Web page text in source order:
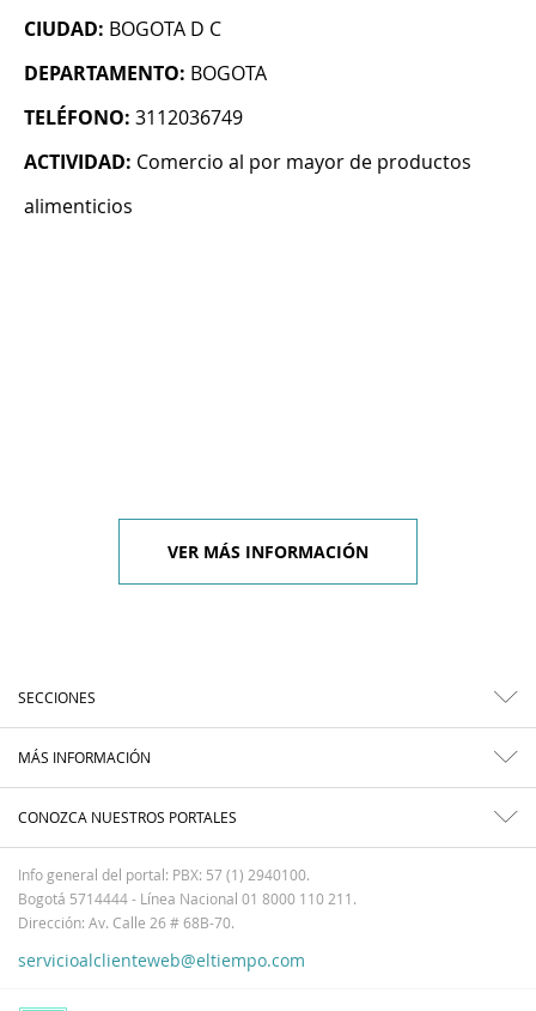
CIUDAD: BOGOTA D C
DEPARTAMENTO: BOGOTA
TELÉFONO: 3112036749
ACTIVIDAD: Comercio al por mayor de productos
alimenticios
VER MÁS INFORMACIÓN
SECCIONES
MÁS INFORMACIÓN
CONOZCA NUESTROS PORTALES
Info general del portal: PBX: 57 (1) 2940100.
Bogotá 5714444 - Línea Nacional 01 8000 110 211.
Dirección: Av. Calle 26 # 68B-70.
servicioalclienteweb@eltiempo.com